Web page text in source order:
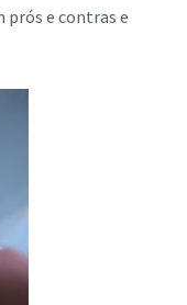
prós e contras e